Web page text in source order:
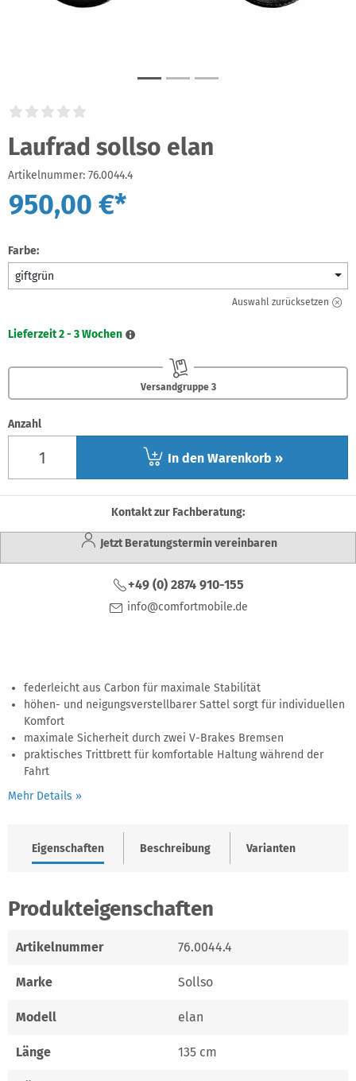
Laufrad sollso elan
Artikelnummer: 76.0044.4
950,00 €*
Farbe:
giftgrün
Auswahl zurücksetzen
Lieferzeit 2 - 3 Wochen
Versandgruppe 3
Anzahl
In den Warenkorb »
Kontakt zur Fachberatung:
Jetzt Beratungstermin vereinbaren
+49 (0) 2874 910-155
info@comfortmobile.de
federleicht aus Carbon für maximale Stabilität
höhen- und neigungsverstellbarer Sattel sorgt für individuellen
Komfort
maximale Sicherheit durch zwei V-Brakes Bremsen
praktisches Trittbrett für komfortable Haltung während der
Fahrt
Mehr Details »
Eigenschaften Beschreibung Varianten
Produkteigenschaften
Artikelnummer 76.0044.4
Marke Sollso
Modell elan
Länge 135 cm